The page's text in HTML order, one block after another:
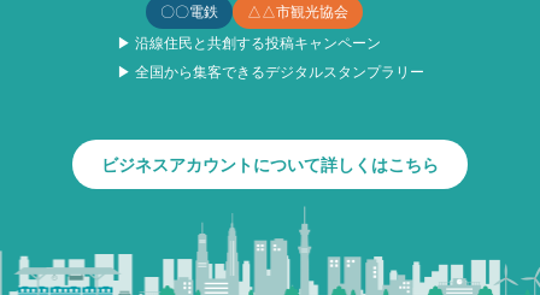
〇〇電鉄
△△市観光協会
▶ 沿線住民と共創する投稿キャンペーン
▶ 全国から集客できるデジタルスタンプラリー
ビジネスアカウントについて詳しくはこちら